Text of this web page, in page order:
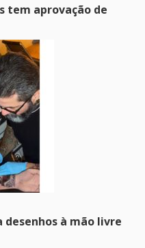
tem aprovação de
à mão livre